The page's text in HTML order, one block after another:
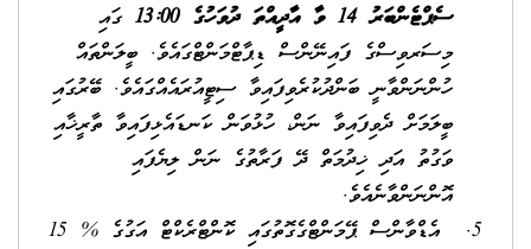
ސެޕްޓެންބަރު 14 ވާ އާދީއްތަ ދުވަހުގެ 13:00
ގައި
މިސަރވިސްގެ ފައިނޭންސް ޑިޕާޓްމަންޓްގައެވެ. ބީލަންތައް
ހުންނަންވާނީ ބަންދުކުރެވިފައިވާ ސިޓީއުރައެއްގައެވެ. ބޭރުގައި
ބީލަމަށް ދެވިފައިވާ ނަން، ހުޅުވަން ކަނޑައެޅިފައިވާ ތާރީޚާއި
ވަގުތު އަދި ޚިދުމަތް ދޭ ފަރާތުގެ ނަން ލިޔެފައި
އޮންނަންވާނެއެވެ.
އެޑްވާންސް ޕޭމަންޓްގެގޮތުގައި ކޮންޓްރެކްޓް އަގުގެ % 15